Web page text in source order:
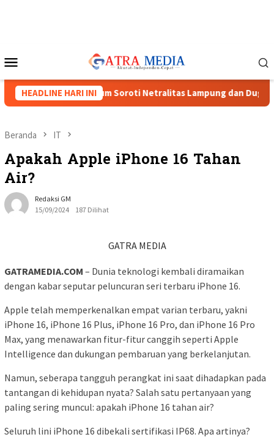
Mobile
HEADLINE HARI INI
Tiga Caketum Soroti Netralitas Lampung dan Dugaan
Beranda IT
Apakah Apple iPhone 16 Tahan
Air?
Redaksi GM
15/09/2024
187 Dilihat
GATRA MEDIA
GATRAMEDIA.COM – Dunia teknologi kembali diramaikan
dengan kabar seputar peluncuran seri terbaru iPhone 16.
Apple telah memperkenalkan empat varian terbaru, yakni
iPhone 16, iPhone 16 Plus, iPhone 16 Pro, dan iPhone 16 Pro
Max, yang menawarkan fitur-fitur canggih seperti Apple
Intelligence dan dukungan pembaruan yang berkelanjutan.
Namun, seberapa tangguh perangkat ini saat dihadapkan pada
tantangan di kehidupan nyata? Salah satu pertanyaan yang
paling sering muncul: apakah iPhone 16 tahan air?
Seluruh lini iPhone 16 dibekali sertifikasi IP68. Apa artinya?